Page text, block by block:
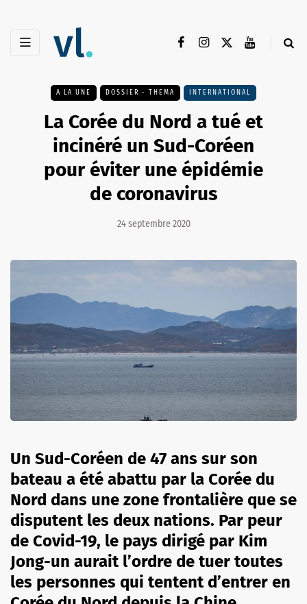
A LA UNE DOSSIER - THEMA INTERNATIONAL
La Corée du Nord a tué et
incinéré un Sud-Coréen
pour éviter une épidémie
de coronavirus
24 septembre 2020
Un Sud-Coréen de 47 ans sur son
bateau a été abattu par la Corée du
Nord dans une zone frontalière que se
disputent les deux nations. Par peur
de Covid-19, le pays dirigé par Kim
Jong-un aurait l’ordre de tuer toutes
les personnes qui tentent d’entrer en